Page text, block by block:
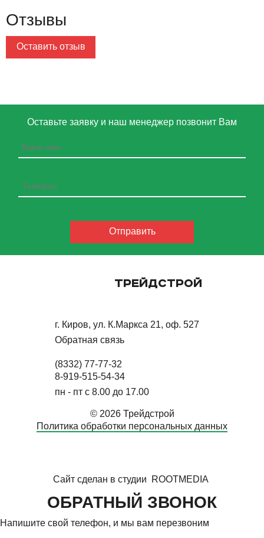
Отзывы
Оставить отзыв
Оставьте заявку и наш менеджер позвонит Вам
ТРЕЙДСТРОЙ
г. Киров, ул. К.Маркса 21, оф. 527
Обратная связь
(8332) 77-77-32
8-919-515-54-34
пн - пт с 8.00 до 17.00
© 2026 Трейдстрой
Политика обработки персональных данных
Сайт сделан в студии ROOTMEDIA
ОБРАТНЫЙ ЗВОНОК
Напишите свой телефон, и мы вам перезвоним